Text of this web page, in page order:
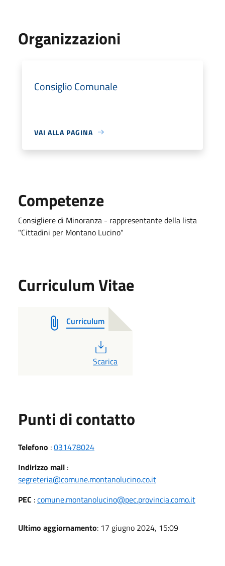
Organizzazioni
Consiglio Comunale
VAI ALLA PAGINA
Competenze
Consigliere di Minoranza - rappresentante della lista
"Cittadini per Montano Lucino"
Curriculum Vitae
Curriculum
PDF
Scarica
Punti di contatto
Telefono :031478024
Indirizzo mail :
segreteria@comune.montanolucino.co.it
PEC :comune.montanolucino@pec.provincia.como.it
Ultimo aggiornamento: 17 giugno 2024, 15:09